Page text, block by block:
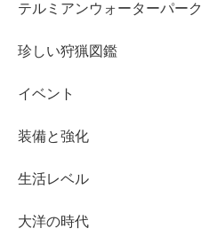
テルミアンウォーターパーク
珍しい狩猟図鑑
イベント
装備と強化
生活レベル
大洋の時代